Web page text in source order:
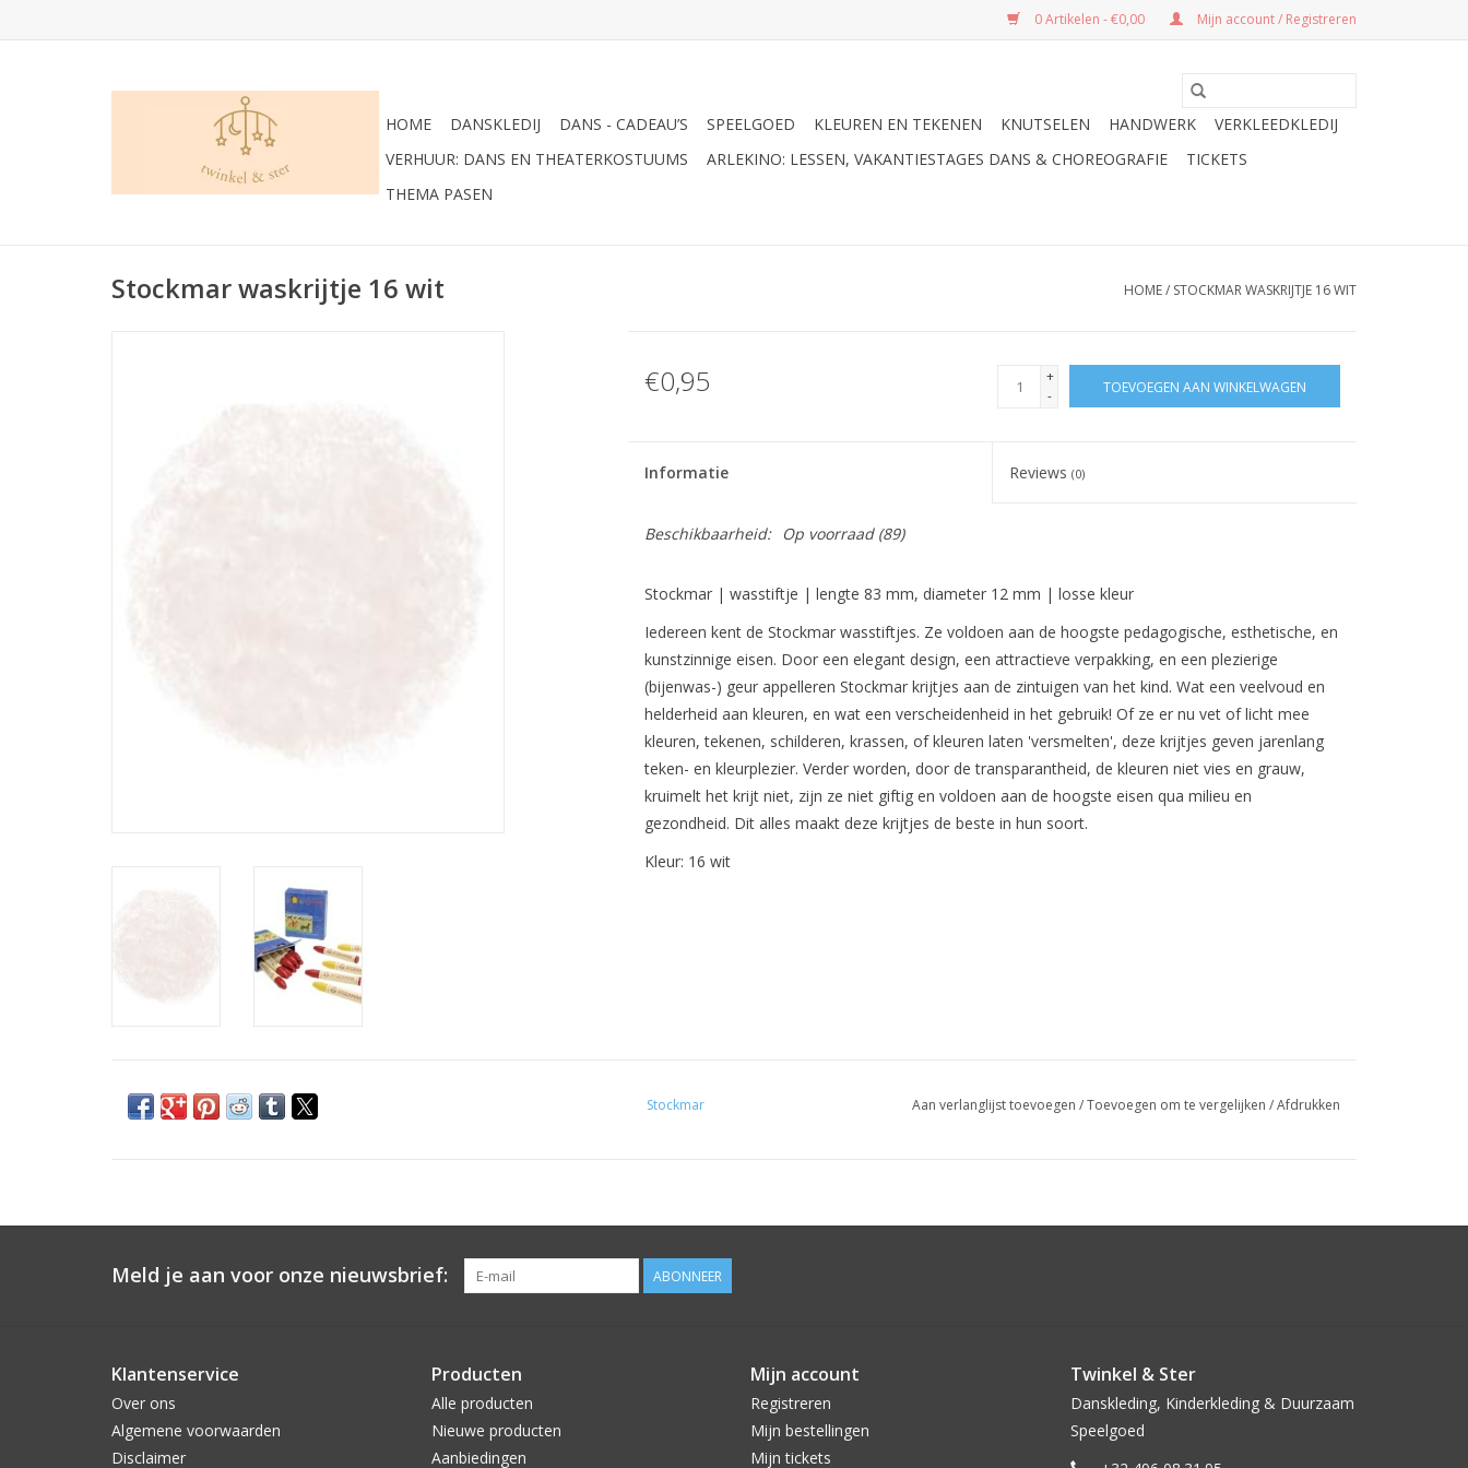
0 Artikelen - €0,00 Mijn account / Registreren
HOME DANSKLEDIJ DANS - CADEAU’S SPEELGOED KLEUREN EN TEKENEN KNUTSELEN HANDWERK
VERKLEEDKLEDIJ
VERHUUR: DANS EN THEATERKOSTUUMS
ARLEKINO: LESSEN, VAKANTIESTAGES DANS & CHOREOGRAFIE
TICKETS
THEMA PASEN
Stockmar waskrijtje 16 wit HOME/ STOCKMAR WASKRIJTJE 16 WIT
€0,95
+
-
TOEVOEGEN AAN WINKELWAGEN
Informatie Reviews(0)
Beschikbaarheid: Op voorraad(89)
Stockmar | wasstiftje | lengte 83 mm, diameter 12 mm | losse kleur
Iedereen kent de Stockmar wasstiftjes. Ze voldoen aan de hoogste pedagogische, esthetische, en
kunstzinnige eisen. Door een elegant design, een attractieve verpakking, en een plezierige
(bijenwas-) geur appelleren Stockmar krijtjes aan de zintuigen van het kind. Wat een veelvoud en
helderheid aan kleuren, en wat een verscheidenheid in het gebruik! Of ze er nu vet of licht mee
kleuren, tekenen, schilderen, krassen, of kleuren laten 'versmelten', deze krijtjes geven jarenlang
teken- en kleurplezier. Verder worden, door de transparantheid, de kleuren niet vies en grauw,
kruimelt het krijt niet, zijn ze niet giftig en voldoen aan de hoogste eisen qua milieu en
gezondheid. Dit alles maakt deze krijtjes de beste in hun soort.
Kleur: 16 wit
Stockmar Aan verlanglijst toevoegen /Toevoegen om te vergelijken /Afdrukken
Meld je aan voor onze nieuwsbrief: ABONNEER
Klantenservice
Over ons
Algemene voorwaarden
Disclaimer
Producten
Alle producten
Nieuwe producten
Aanbiedingen
Mijn account
Registreren
Mijn bestellingen
Mijn tickets
Twinkel & Ster
Danskleding, Kinderkleding & Duurzaam
Speelgoed